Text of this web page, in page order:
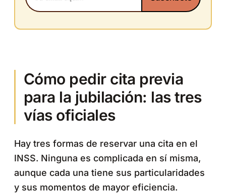
Cómo pedir cita previa
para la jubilación: las tres
vías oficiales
Hay tres formas de reservar una cita en el
INSS. Ninguna es complicada en sí misma,
aunque cada una tiene sus particularidades
y sus momentos de mayor eficiencia.